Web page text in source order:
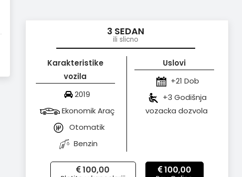
3 SEDAN
ili slicno
Karakteristike
vozila
2019
Ekonomik Araç
Otomatik
Benzin
Uslovi
+21 Dob
+3 Godišnja
vozacka dozvola
100,00 100,00